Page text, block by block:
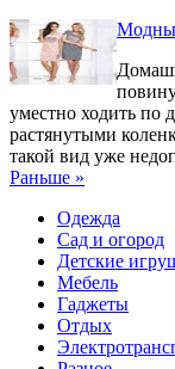
уместно ходить по
растянутыми
такой вид уже
Раньше »
Одежда
Сад и огород
Детские
Мебель
Гаджеты
Отдых